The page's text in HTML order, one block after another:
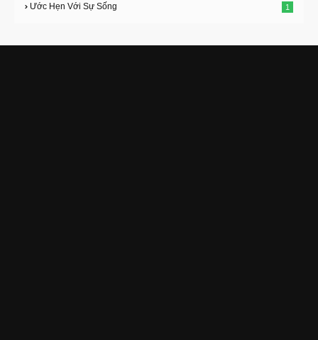
Ước Hẹn Với Sự Sống 1